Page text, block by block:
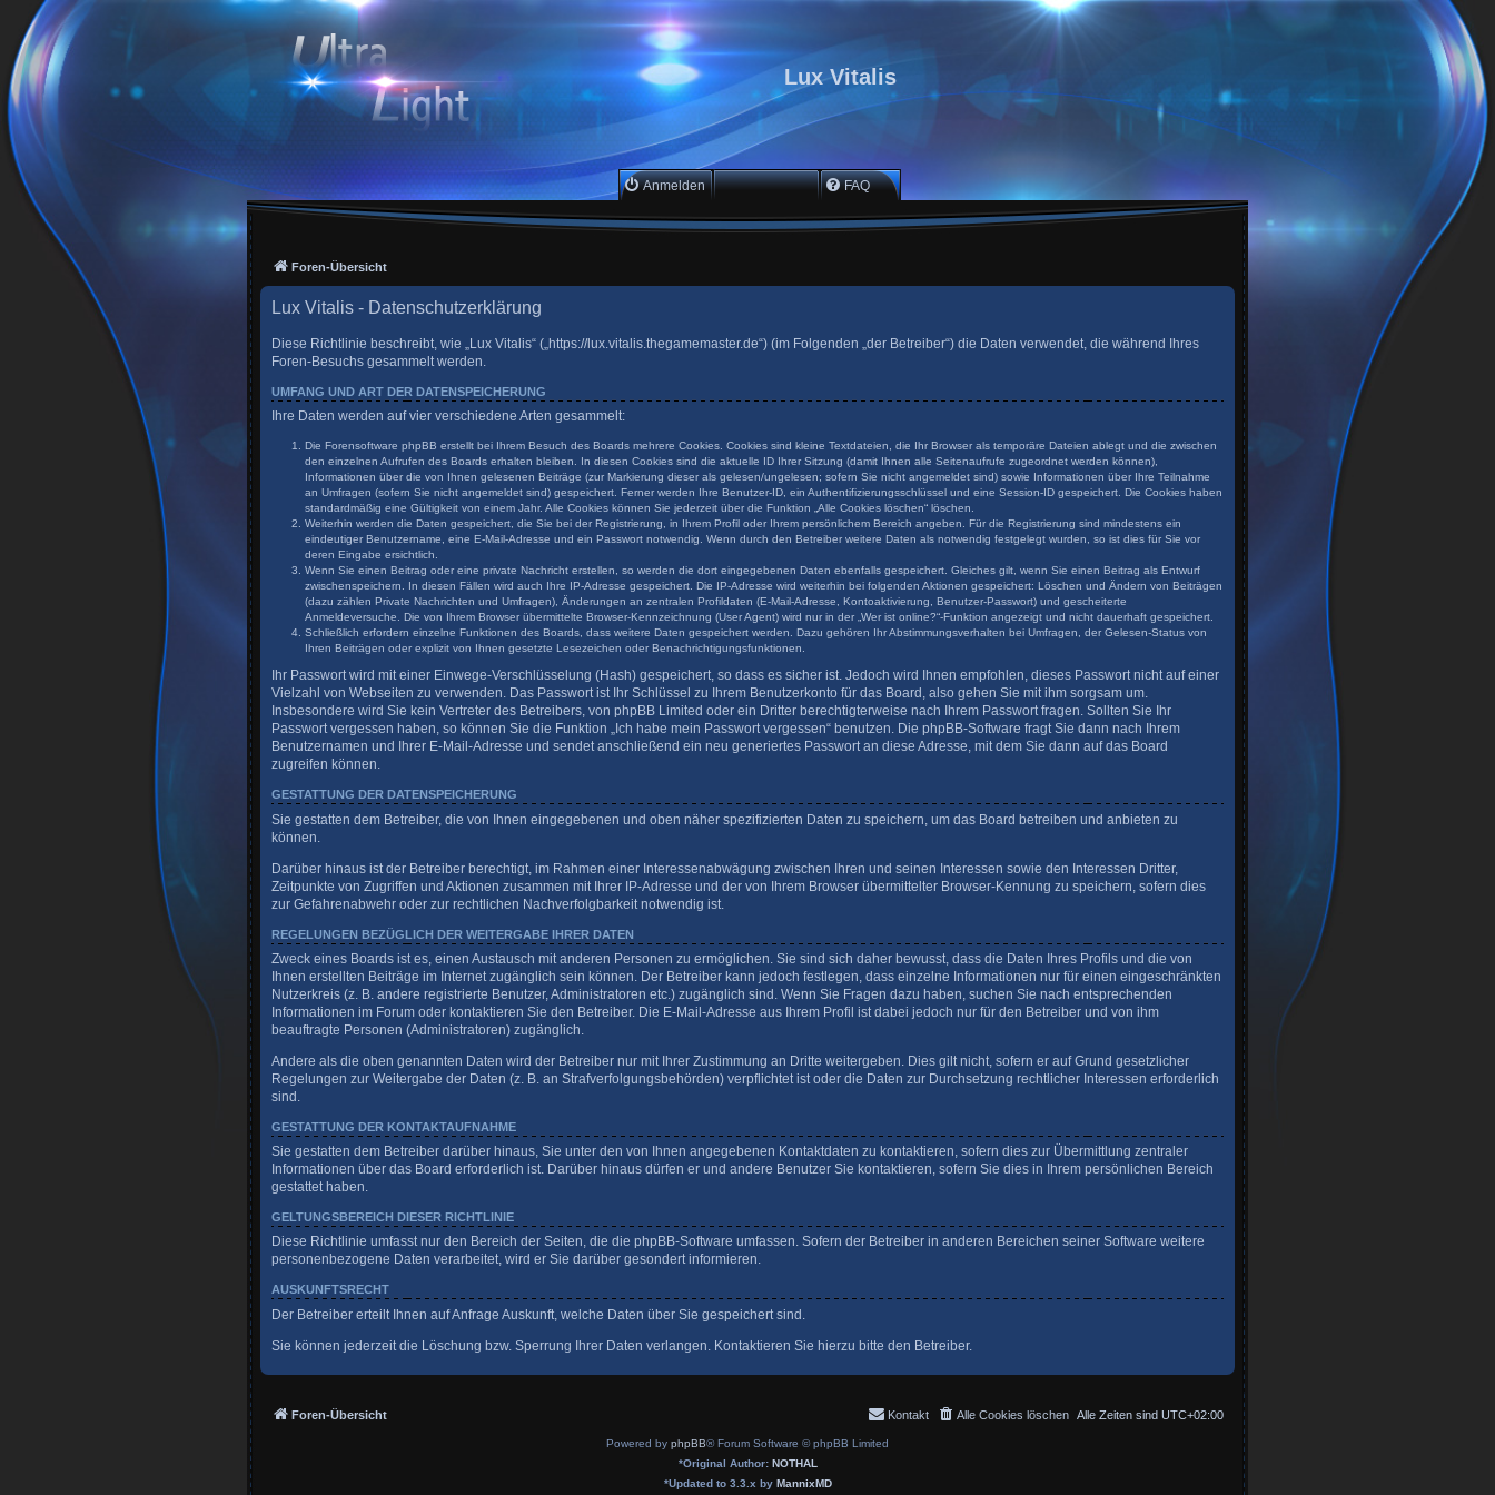
Lux Vitalis
Anmelden Registrieren FAQ
Foren-Übersicht
Lux Vitalis - Datenschutzerklärung
Diese Richtlinie beschreibt, wie „Lux Vitalis“ („https://lux.vitalis.thegamemaster.de“) (im Folgenden „der Betreiber“) die Daten verwendet, die während Ihres
Foren-Besuchs gesammelt werden.
UMFANG UND ART DER DATENSPEICHERUNG
Ihre Daten werden auf vier verschiedene Arten gesammelt:
Die Forensoftware phpBB erstellt bei Ihrem Besuch des Boards mehrere Cookies. Cookies sind kleine Textdateien, die Ihr Browser als temporäre Dateien ablegt und die zwischen
den einzelnen Aufrufen des Boards erhalten bleiben. In diesen Cookies sind die aktuelle ID Ihrer Sitzung (damit Ihnen alle Seitenaufrufe zugeordnet werden können),
Informationen über die von Ihnen gelesenen Beiträge (zur Markierung dieser als gelesen/ungelesen; sofern Sie nicht angemeldet sind) sowie Informationen über Ihre Teilnahme
an Umfragen (sofern Sie nicht angemeldet sind) gespeichert. Ferner werden Ihre Benutzer-ID, ein Authentifizierungsschlüssel und eine Session-ID gespeichert. Die Cookies haben
standardmäßig eine Gültigkeit von einem Jahr. Alle Cookies können Sie jederzeit über die Funktion „Alle Cookies löschen“ löschen.
Weiterhin werden die Daten gespeichert, die Sie bei der Registrierung, in Ihrem Profil oder Ihrem persönlichem Bereich angeben. Für die Registrierung sind mindestens ein
eindeutiger Benutzername, eine E-Mail-Adresse und ein Passwort notwendig. Wenn durch den Betreiber weitere Daten als notwendig festgelegt wurden, so ist dies für Sie vor
deren Eingabe ersichtlich.
Wenn Sie einen Beitrag oder eine private Nachricht erstellen, so werden die dort eingegebenen Daten ebenfalls gespeichert. Gleiches gilt, wenn Sie einen Beitrag als Entwurf
zwischenspeichern. In diesen Fällen wird auch Ihre IP-Adresse gespeichert. Die IP-Adresse wird weiterhin bei folgenden Aktionen gespeichert: Löschen und Ändern von Beiträgen
(dazu zählen Private Nachrichten und Umfragen), Änderungen an zentralen Profildaten (E-Mail-Adresse, Kontoaktivierung, Benutzer-Passwort) und gescheiterte
Anmeldeversuche. Die von Ihrem Browser übermittelte Browser-Kennzeichnung (User Agent) wird nur in der „Wer ist online?“-Funktion angezeigt und nicht dauerhaft gespeichert.
Schließlich erfordern einzelne Funktionen des Boards, dass weitere Daten gespeichert werden. Dazu gehören Ihr Abstimmungsverhalten bei Umfragen, der Gelesen-Status von
Ihren Beiträgen oder explizit von Ihnen gesetzte Lesezeichen oder Benachrichtigungsfunktionen.
Ihr Passwort wird mit einer Einwege-Verschlüsselung (Hash) gespeichert, so dass es sicher ist. Jedoch wird Ihnen empfohlen, dieses Passwort nicht auf einer
Vielzahl von Webseiten zu verwenden. Das Passwort ist Ihr Schlüssel zu Ihrem Benutzerkonto für das Board, also gehen Sie mit ihm sorgsam um.
Insbesondere wird Sie kein Vertreter des Betreibers, von phpBB Limited oder ein Dritter berechtigterweise nach Ihrem Passwort fragen. Sollten Sie Ihr
Passwort vergessen haben, so können Sie die Funktion „Ich habe mein Passwort vergessen“ benutzen. Die phpBB-Software fragt Sie dann nach Ihrem
Benutzernamen und Ihrer E-Mail-Adresse und sendet anschließend ein neu generiertes Passwort an diese Adresse, mit dem Sie dann auf das Board
zugreifen können.
GESTATTUNG DER DATENSPEICHERUNG
Sie gestatten dem Betreiber, die von Ihnen eingegebenen und oben näher spezifizierten Daten zu speichern, um das Board betreiben und anbieten zu
können.
Darüber hinaus ist der Betreiber berechtigt, im Rahmen einer Interessenabwägung zwischen Ihren und seinen Interessen sowie den Interessen Dritter,
Zeitpunkte von Zugriffen und Aktionen zusammen mit Ihrer IP-Adresse und der von Ihrem Browser übermittelter Browser-Kennung zu speichern, sofern dies
zur Gefahrenabwehr oder zur rechtlichen Nachverfolgbarkeit notwendig ist.
REGELUNGEN BEZÜGLICH DER WEITERGABE IHRER DATEN
Zweck eines Boards ist es, einen Austausch mit anderen Personen zu ermöglichen. Sie sind sich daher bewusst, dass die Daten Ihres Profils und die von
Ihnen erstellten Beiträge im Internet zugänglich sein können. Der Betreiber kann jedoch festlegen, dass einzelne Informationen nur für einen eingeschränkten
Nutzerkreis (z. B. andere registrierte Benutzer, Administratoren etc.) zugänglich sind. Wenn Sie Fragen dazu haben, suchen Sie nach entsprechenden
Informationen im Forum oder kontaktieren Sie den Betreiber. Die E-Mail-Adresse aus Ihrem Profil ist dabei jedoch nur für den Betreiber und von ihm
beauftragte Personen (Administratoren) zugänglich.
Andere als die oben genannten Daten wird der Betreiber nur mit Ihrer Zustimmung an Dritte weitergeben. Dies gilt nicht, sofern er auf Grund gesetzlicher
Regelungen zur Weitergabe der Daten (z. B. an Strafverfolgungsbehörden) verpflichtet ist oder die Daten zur Durchsetzung rechtlicher Interessen erforderlich
sind.
GESTATTUNG DER KONTAKTAUFNAHME
Sie gestatten dem Betreiber darüber hinaus, Sie unter den von Ihnen angegebenen Kontaktdaten zu kontaktieren, sofern dies zur Übermittlung zentraler
Informationen über das Board erforderlich ist. Darüber hinaus dürfen er und andere Benutzer Sie kontaktieren, sofern Sie dies in Ihrem persönlichen Bereich
gestattet haben.
GELTUNGSBEREICH DIESER RICHTLINIE
Diese Richtlinie umfasst nur den Bereich der Seiten, die die phpBB-Software umfassen. Sofern der Betreiber in anderen Bereichen seiner Software weitere
personenbezogene Daten verarbeitet, wird er Sie darüber gesondert informieren.
AUSKUNFTSRECHT
Der Betreiber erteilt Ihnen auf Anfrage Auskunft, welche Daten über Sie gespeichert sind.
Sie können jederzeit die Löschung bzw. Sperrung Ihrer Daten verlangen. Kontaktieren Sie hierzu bitte den Betreiber.
Foren-Übersicht Alle Zeiten sind UTC+02:00
Alle Cookies löschen
Kontakt
Powered by phpBB® Forum Software © phpBB Limited
*Original Author: NOTHAL
*Updated to 3.3.x by MannixMD